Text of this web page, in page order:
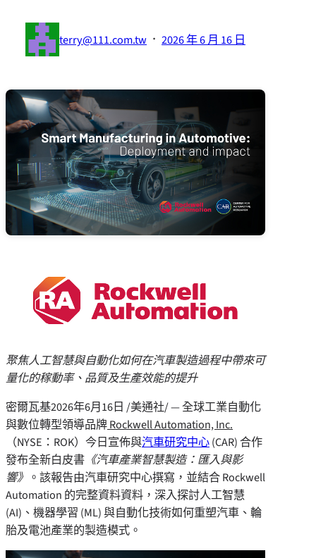
terry@111.com.tw · 2026 年 6 月 16 日
聚焦人工智慧與自動化如何在汽車製造過程中帶來可
量化的稼動率、品質及生產效能的提升
密爾瓦基2026年6月16日 /美通社/ — 全球工業自動化
與數位轉型領導品牌Rockwell Automation, Inc.
（NYSE：ROK）今日宣佈與汽車研究中心(CAR) 合作
發布全新白皮書 《汽車產業智慧製造：匯入與影
響》 。該報告由汽車研究中心撰寫，並結合 Rockwell
Automation 的完整資料資料，深入探討人工智慧
(AI)、機器學習 (ML) 與自動化技術如何重塑汽車、輪
胎及電池產業的製造模式。